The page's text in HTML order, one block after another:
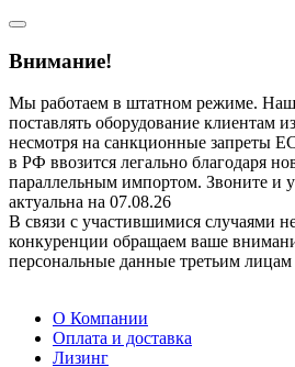
Внимание!
Мы работаем в штатном режиме.
поставлять оборудование клиентам
несмотря на санкционные запреты
в РФ ввозится легально благодаря
параллельным импортом. Звоните и
актуальна на 07.08.26
В связи с участившимися случаями
конкуренции обращаем ваше
персональные данные третьим лицам
О Компании
Оплата и доставка
Лизинг